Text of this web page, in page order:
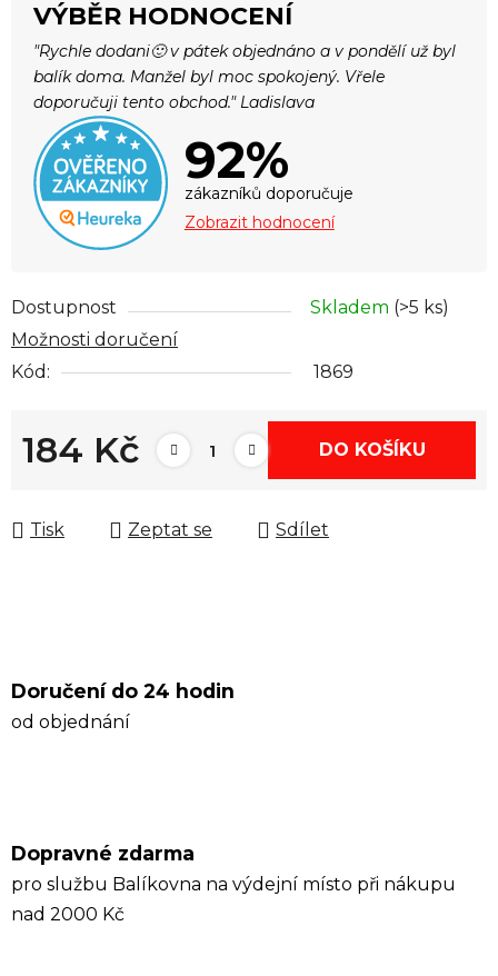
VÝBĚR HODNOCENÍ
"Rychle dodani🙂 v pátek objednáno a v pondělí už byl
balík doma. Manžel byl moc spokojený. Vřele
doporučuji tento obchod." Ladislava
92%
zákazníků doporučuje
Zobrazit hodnocení
Dostupnost Skladem (>5 ks)
Možnosti doručení
Kód:
1869
184 Kč DO KOŠÍKU
Tisk Zeptat se Sdílet
Doručení do 24 hodin
od objednání
Dopravné zdarma
pro službu Balíkovna na výdejní místo při nákupu
nad 2000 Kč